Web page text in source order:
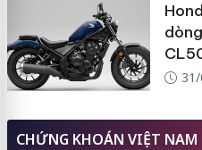
CHỨNG KHOÁN VIỆT NAM